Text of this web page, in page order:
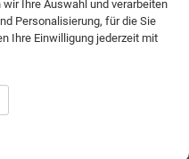
Ihre Auswahl und verarbeiten
Personalisierung, für die Sie
Ihre Einwilligung jederzeit mit